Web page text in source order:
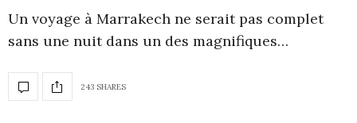
Un voyage à Marrakech ne serait pas complet
sans une nuit dans un des magnifiques…
243 SHARES